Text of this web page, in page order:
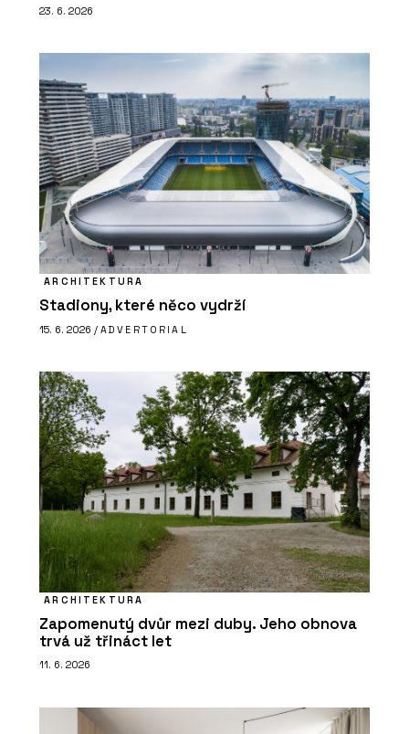
23. 6. 2026
ARCHITEKTURA
Stadiony, které něco vydrží
15. 6. 2026 / ADVERTORIAL
ARCHITEKTURA
Zapomenutý dvůr mezi duby. Jeho obnova
trvá už třináct let
11. 6. 2026